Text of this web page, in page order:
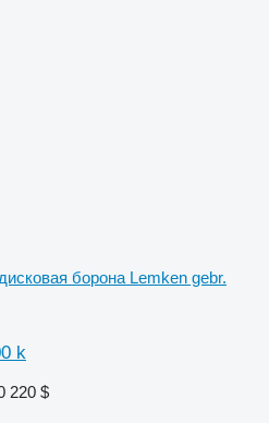
дисковая борона Lemken gebr.
k
220 $